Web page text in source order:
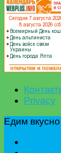
Privacy
Едим